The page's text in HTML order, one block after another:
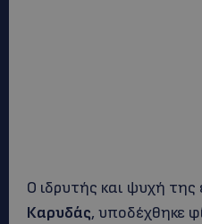
Ο ιδρυτής και ψυχή της
Καρυδάς, υποδέχθηκε